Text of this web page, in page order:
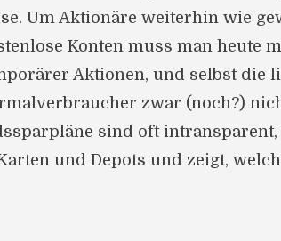
Um Aktionäre weiterhin wie
Konten muss man heute
Aktionen, und selbst die
zwar (noch?)
sind oft intransparent,
und Depots und zeigt,